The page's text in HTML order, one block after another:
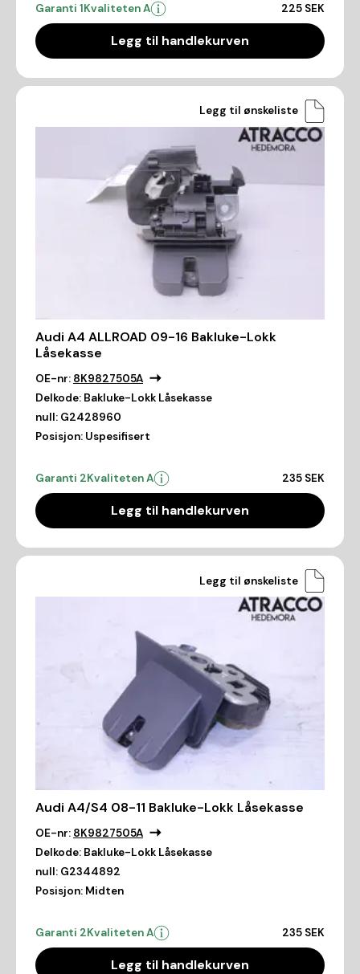
Garanti 1Kvaliteten A 225 SEK
Legg til handlekurven
Legg til ønskeliste
Audi A4 ALLROAD 09-16 Bakluke-Lokk
Låsekasse
OE-nr: 8K9827505A
Delkode: Bakluke-Lokk Låsekasse
null: G2428960
Posisjon: Uspesifisert
Garanti 2Kvaliteten A 235 SEK
Legg til handlekurven
Legg til ønskeliste
Audi A4/S4 08-11 Bakluke-Lokk Låsekasse
OE-nr: 8K9827505A
Delkode: Bakluke-Lokk Låsekasse
null: G2344892
Posisjon: Midten
Garanti 2Kvaliteten A 235 SEK
Legg til handlekurven